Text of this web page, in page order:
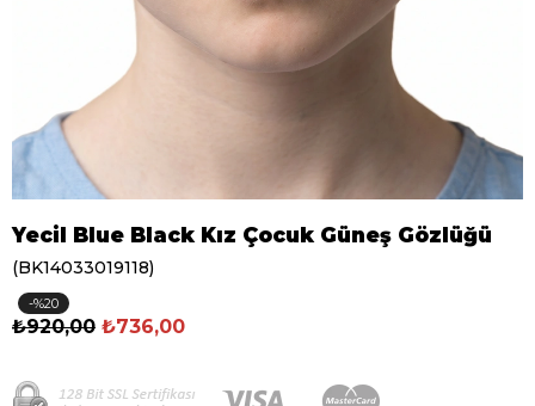
Yecil Blue Black Kız Çocuk Güneş Gözlüğü
(BK14033019118)
20
₺920,00 ₺736,00